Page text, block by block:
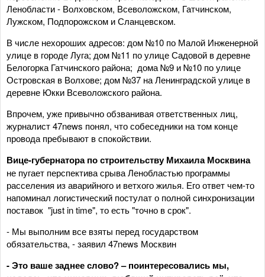
Ленобласти - Волховском, Всеволожском, Гатчинском,
Лужском, Подпорожском и Сланцевском.
В числе нехороших адресов: дом №10 по Малой Инженерной
улице в городе Луга; дом №11 по улице Садовой в деревне
Белогорка Гатчинского района; дома №9 и №10 по улице
Островская в Волхове; дом №37 на Ленинградской улице в
деревне Юкки Всеволожского района.
Впрочем, уже привычно обзванивая ответственных лиц,
журналист 47news понял, что собеседники на том конце
провода пребывают в спокойствии.
Вице-губернатора по строительству Михаила Москвина
не пугает перспектива срыва Ленобластью программы
расселения из аварийного и ветхого жилья. Его ответ чем-то
напоминал логистический постулат о полной синхронизации
поставок "just in time", то есть "точно в срок".
- Мы выполним все взяты перед государством
обязательства, - заявил 47news Москвин
- Это ваше заднее слово? – поинтересовались мы,